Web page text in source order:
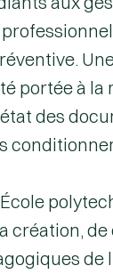
portée à la
des
création,
de